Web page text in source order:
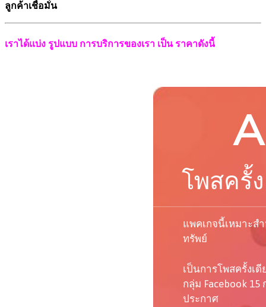
ลูกค้าเชื่อมั่น
เราได้แบ่ง รูปแบบ การบริการของเรา เป็น ราคาดังนี้
A
โพสครั้
แพคเกจนี้เหมาะส
ทรัพย์
เป็นการโพสครั้งเดี
กลุ่ม Facebook
ประกาศ